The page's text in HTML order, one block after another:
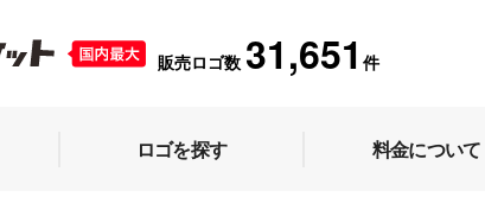
販売ロゴ数 31,651 件
ロゴを探す 料金について